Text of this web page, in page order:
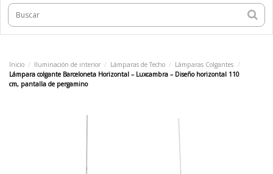
Inicio Iluminación de interior Lámparas de Techo
Lámparas Colgantes
Lámpara colgante Barceloneta Horizontal – Luxcambra – Diseño horizontal 110
cm, pantalla de pergamino